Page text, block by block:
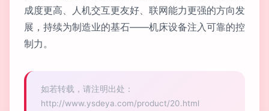
成度更高、人机交互更友好、联网能力更强的方向发
展，持续为制造业的基石——机床设备注入可靠的控
制力。
如若转载，请注明出处：
http://www.ysdeya.com/product/20.html